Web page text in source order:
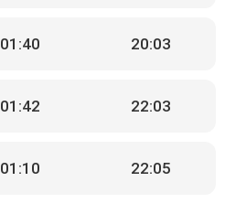
01:40 20:03
01:42 22:03
01:10 22:05